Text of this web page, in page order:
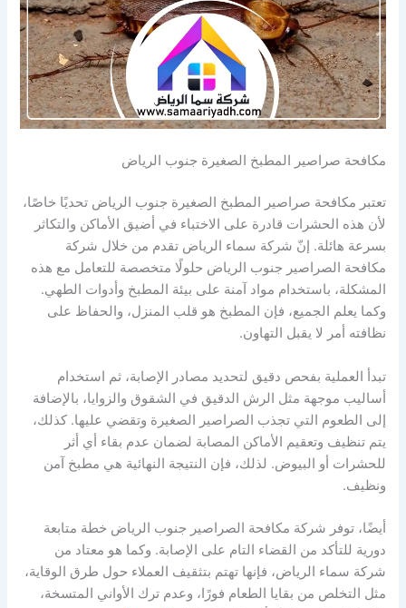
مكافحة صراصير المطبخ الصغيرة جنوب الرياض
تعتبر مكافحة صراصير المطبخ الصغيرة جنوب الرياض تحديًا خاصًا،
لأن هذه الحشرات قادرة على الاختباء في أضيق الأماكن والتكاثر
بسرعة هائلة. إنّ شركة سماء الرياض تقدم من خلال شركة
مكافحة الصراصير جنوب الرياض حلولًا متخصصة للتعامل مع هذه
المشكلة، باستخدام مواد آمنة على بيئة المطبخ وأدوات الطهي.
وكما يعلم الجميع، فإن المطبخ هو قلب المنزل، والحفاظ على
نظافته أمر لا يقبل التهاون.
تبدأ العملية بفحص دقيق لتحديد مصادر الإصابة، ثم استخدام
أساليب موجهة مثل الرش الدقيق في الشقوق والزوايا، بالإضافة
إلى الطعوم التي تجذب الصراصير الصغيرة وتقضي عليها. كذلك،
يتم تنظيف وتعقيم الأماكن المصابة لضمان عدم بقاء أي أثر
للحشرات أو البيوض. لذلك، فإن النتيجة النهائية هي مطبخ آمن
ونظيف.
أيضًا، توفر شركة مكافحة الصراصير جنوب الرياض خطة متابعة
دورية للتأكد من القضاء التام على الإصابة. وكما هو معتاد من
شركة سماء الرياض، فإنها تهتم بتثقيف العملاء حول طرق الوقاية،
مثل التخلص من بقايا الطعام فورًا، وعدم ترك الأواني المتسخة،